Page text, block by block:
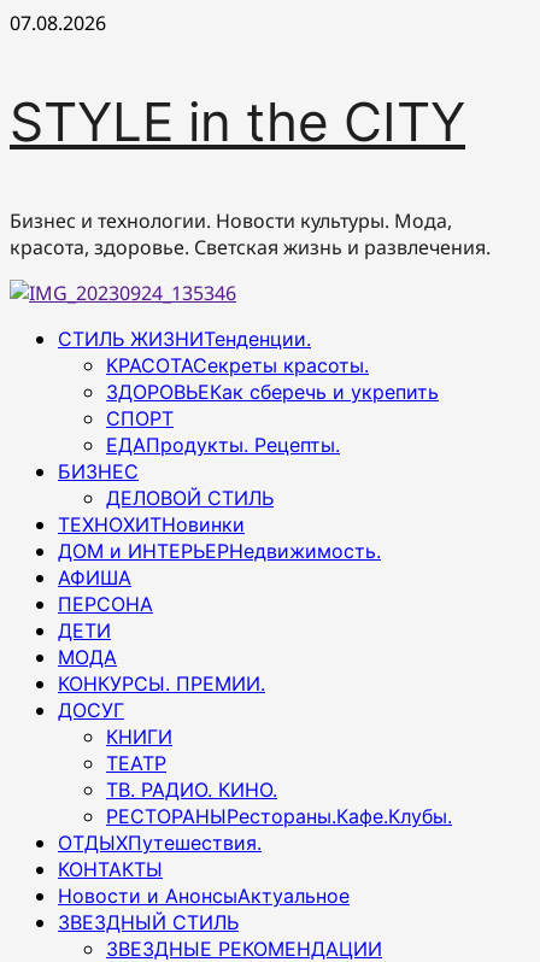
Перейти
07.08.2026
STYLE in the CITY
Бизнес и технологии. Новости культуры. Мода,
красота, здоровье. Светская жизнь и развлечения.
Основное
СТИЛЬ ЖИЗНИТенденции.
КРАСОТАСекреты красоты.
ЗДОРОВЬЕКак сберечь и укрепить
СПОРТ
ЕДАПродукты. Рецепты.
БИЗНЕС
ДЕЛОВОЙ СТИЛЬ
ТЕХНОХИТНовинки
ДОМ и ИНТЕРЬЕРНедвижимость.
АФИША
ПЕРСОНА
ДЕТИ
МОДА
КОНКУРСЫ. ПРЕМИИ.
ДОСУГ
КНИГИ
ТЕАТР
ТВ. РАДИО. КИНО.
РЕСТОРАНЫРестораны.Кафе.Клубы.
ОТДЫХПутешествия.
КОНТАКТЫ
Новости и АнонсыАктуальное
ЗВЕЗДНЫЙ СТИЛЬ
ЗВЕЗДНЫЕ РЕКОМЕНДАЦИИ